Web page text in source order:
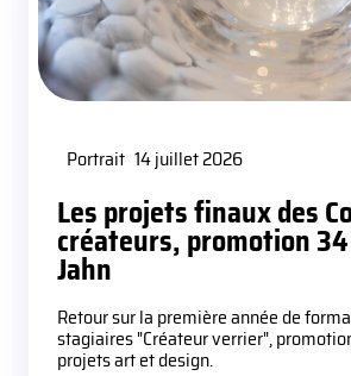
Portrait 14 juillet 2026
Les projets finaux des
créateurs, promotion
Jahn
Retour sur la première année de
stagiaires "Créateur verrier",
projets art et design.